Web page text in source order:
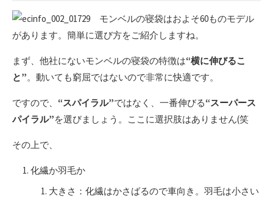
モンベルの寝袋はおよそ60ものモデル
があります。簡単に選び方をご紹介しますね。
まず、他社にないモンベルの寝袋の特徴は“横に伸びるこ
と”。動いても窮屈ではないので非常に快適です。
ですので、 “スパイラル”ではなく、一番伸びる“スーパース
パイラル”を選びましょう。ここに選択肢はありません(笑
その上で、
化繊か羽毛か
大きさ：化繊はかさばるので車向き。羽毛は小さい